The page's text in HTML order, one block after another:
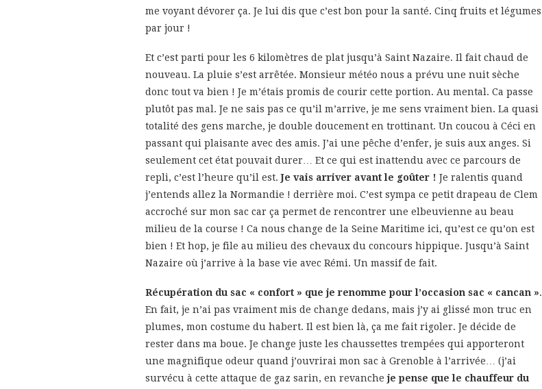
me voyant dévorer ça. Je lui dis que c’est bon pour la santé. Cinq fruits et légumes
par jour !
Et c’est parti pour les 6 kilomètres de plat jusqu’à Saint Nazaire. Il fait chaud de
nouveau. La pluie s’est arrêtée. Monsieur météo nous a prévu une nuit sèche
donc tout va bien ! Je m’étais promis de courir cette portion. Au mental. Ca passe
plutôt pas mal. Je ne sais pas ce qu’il m’arrive, je me sens vraiment bien. La quasi
totalité des gens marche, je double doucement en trottinant. Un coucou à Céci en
passant qui plaisante avec des amis. J’ai une pêche d’enfer, je suis aux anges. Si
seulement cet état pouvait durer… Et ce qui est inattendu avec ce parcours de
repli, c’est l’heure qu’il est.Je vais arriver avant le goûter ! Je ralentis quand
j’entends allez la Normandie ! derrière moi. C’est sympa ce petit drapeau de Clem
accroché sur mon sac car ça permet de rencontrer une elbeuvienne au beau
milieu de la course ! Ca nous change de la Seine Maritime ici, qu’est ce qu’on est
bien ! Et hop, je file au milieu des chevaux du concours hippique. Jusqu’à Saint
Nazaire où j’arrive à la base vie avec Rémi. Un massif de fait.
Récupération du sac « confort » que je renomme pour l’occasion sac « cancan ».
En fait, je n’ai pas vraiment mis de change dedans, mais j’y ai glissé mon truc en
plumes, mon costume du habert. Il est bien là, ça me fait rigoler. Je décide de
rester dans ma boue. Je change juste les chaussettes trempées qui apporteront
une magnifique odeur quand j’ouvrirai mon sac à Grenoble à l’arrivée… (j’ai
survécu à cette attaque de gaz sarin, en revancheje pense que le chauffeur du